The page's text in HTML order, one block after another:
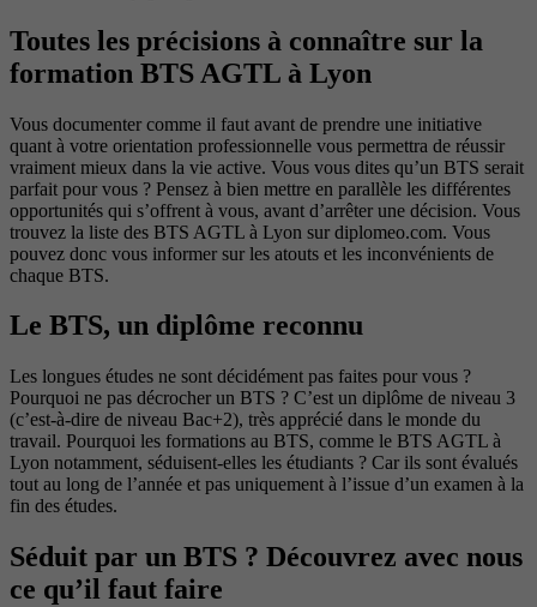
Toutes les précisions à connaître sur la
formation BTS AGTL à Lyon
Vous documenter comme il faut avant de prendre une initiative
quant à votre orientation professionnelle vous permettra de réussir
vraiment mieux dans la vie active. Vous vous dites qu’un BTS serait
parfait pour vous ? Pensez à bien mettre en parallèle les différentes
opportunités qui s’offrent à vous, avant d’arrêter une décision. Vous
trouvez la liste des BTS AGTL à Lyon sur diplomeo.com. Vous
pouvez donc vous informer sur les atouts et les inconvénients de
chaque BTS.
Le BTS, un diplôme reconnu
Les longues études ne sont décidément pas faites pour vous ?
Pourquoi ne pas décrocher un BTS ? C’est un diplôme de niveau 3
(c’est-à-dire de niveau Bac+2), très apprécié dans le monde du
travail. Pourquoi les formations au BTS, comme le BTS AGTL à
Lyon notamment, séduisent-elles les étudiants ? Car ils sont évalués
tout au long de l’année et pas uniquement à l’issue d’un examen à la
fin des études.
Séduit par un BTS ? Découvrez avec nous
ce qu’il faut faire